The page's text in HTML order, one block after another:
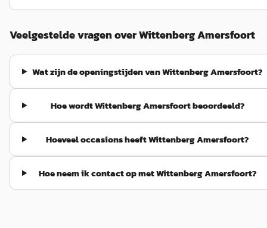
Veelgestelde vragen over Wittenberg Amersfoort
Wat zijn de openingstijden van Wittenberg Amersfoort?
Hoe wordt Wittenberg Amersfoort beoordeeld?
Hoeveel occasions heeft Wittenberg Amersfoort?
Hoe neem ik contact op met Wittenberg Amersfoort?